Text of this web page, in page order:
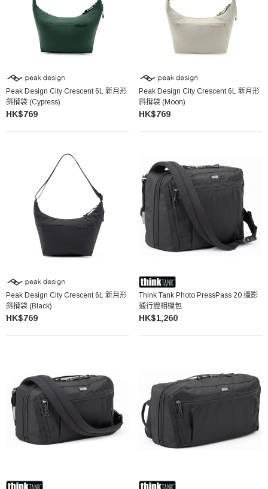
Peak Design City Crescent 6L 新月形
斜揹袋 (Cypress)
HK$769
Peak Design City Crescent 6L 新月形
斜揹袋 (Moon)
HK$769
Peak Design City Crescent 6L 新月形
斜揹袋 (Black)
HK$769
Think Tank Photo PressPass 20 攝影
通行證相機包
HK$1,260